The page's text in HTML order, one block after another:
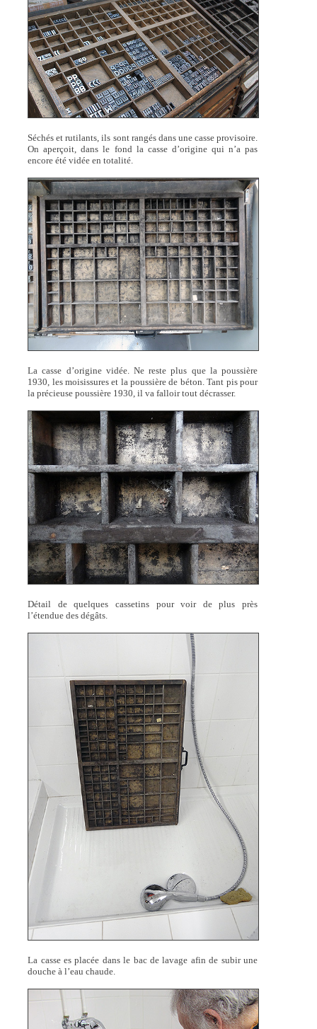
Séchés et rutilants, ils sont rangés dans une casse provisoire.
On aperçoit, dans le fond la casse d’origine qui n’a pas
encore été vidée en totalité.
La casse d’origine vidée. Ne reste plus que la poussière
1930, les moisissures et la poussière de béton. Tant pis pour
la précieuse poussière 1930, il va falloir tout décrasser.
Détail de quelques cassetins pour voir de plus près
l’étendue des dégâts.
La casse es placée dans le bac de lavage afin de subir une
douche à l’eau chaude.